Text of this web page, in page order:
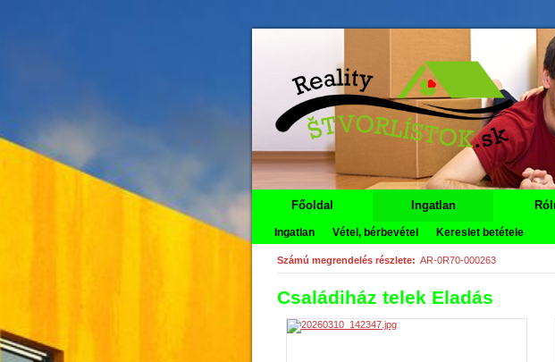
Főoldal Ingatlan
Ingatlan Vétel, bérbevétel Kereslet betétele
Számú megrendelés részlete: AR-0R70-000263
Családiház telek Eladás